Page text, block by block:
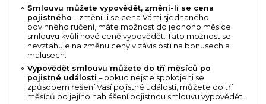
Smlouvu můžete vypovědět, změní-li se cena
pojistného – změní-li se cena Vámi sjednaného
povinného ručení, máte možnost do jednoho měsíce
smlouvu kvůli nové ceně vypovědět. Tato možnost se
nevztahuje na změnu ceny v závislosti na bonusech a
malusech.
Vypovědět smlouvu můžete do tří měsíců po
pojistné události – pokud nejste spokojeni se
způsobem řešení Vaší pojistné události, můžete do tří
měsíců od jejího nahlášení pojistnou smlouvu vypovědět.